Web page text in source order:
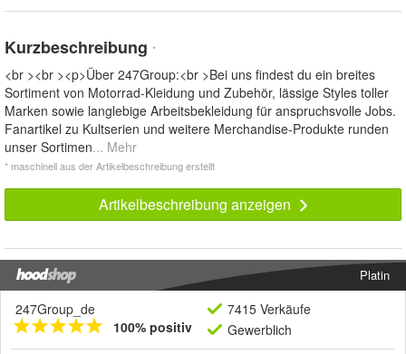
Kurzbeschreibung *
<br ><br ><p>Über 247Group:<br >Bei uns findest du ein breites
Sortiment von Motorrad-Kleidung und Zubehör, lässige Styles toller
Marken sowie langlebige Arbeitsbekleidung für anspruchsvolle Jobs.
Fanartikel zu Kultserien und weitere Merchandise-Produkte runden
unser Sortimen... Mehr
* maschinell aus der Artikelbeschreibung erstellt
Artikelbeschreibung anzeigen
Platin
247Group_de
100% positiv
7415 Verkäufe
Gewerblich